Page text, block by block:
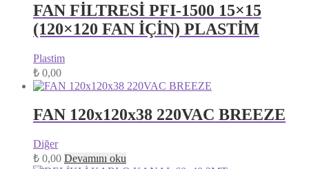
FAN FİLTRESİ PFI-1500 15×15
(120×120 FAN İÇİN) PLASTİM
Plastim
₺ 0,00
FAN 120x120x38 220VAC BREEZE
Diğer
₺ 0,00 Devamını oku